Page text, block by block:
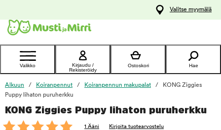
Ota yhteyttä
asiakaspalveluun
Valitse myymälä
Valikko
Kirjaudu /
Rekisteröidy
Ostoskori Hae
Alkuun Koiranpennut Koiranpennun makupalat
KONG Ziggies
Puppy lihaton puruherkku
KONG Ziggies Puppy lihaton puruherkku
1 Ääni Kirjoita tuotearvostelu
foo